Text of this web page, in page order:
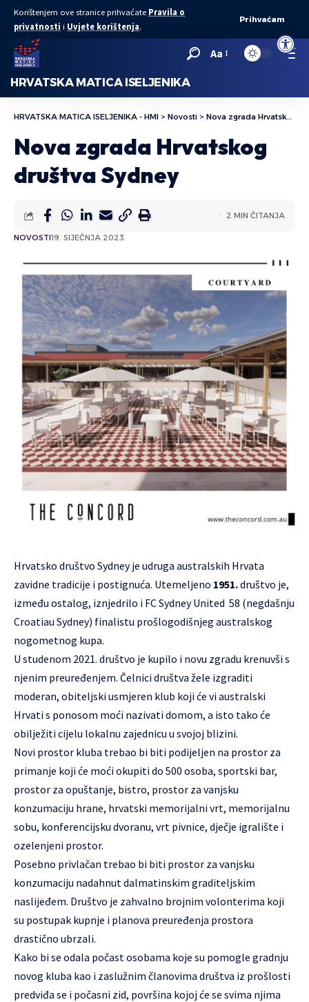
Open
Korištenjem ove stranice prihvaćate Pravila o
privatnosti i Uvjete korištenja.
Prihvaćam
Aa
HRVATSKA MATICA ISELJENIKA
HRVATSKA MATICA ISELJENIKA - HMI > Novosti > Nova zgrada Hrvatskog društva Sydney
Nova zgrada Hrvatskog
društva Sydney
NOVOSTI19. SIJEČNJA 2023.
2 MIN ČITANJA
Hrvatsko društvo Sydneyje udruga australskih Hrvata
zavidne tradicije i postignuća. Utemeljeno 1951.društvo je,
između ostalog, iznjedrilo i FC Sydney United 58 (negdašnju
Croatiau Sydney) finalistu prošlogodišnjeg australskog
nogometnog kupa.
U studenom 2021. društvo je kupilo i novu zgradu krenuvši s
njenim preuređenjem. Čelnici društva žele izgraditi
moderan, obiteljski usmjeren klub koji će vi australski
Hrvati s ponosom moći nazivati domom, a isto tako će
obilježiti cijelu lokalnu zajednicu u svojoj blizini.
Novi prostor kluba trebao bi biti podijeljen na prostor za
primanje koji će moći okupiti do 500 osoba, sportski bar,
prostor za opuštanje, bistro, prostor za vanjsku
konzumaciju hrane, hrvatski memorijalni vrt, memorijalnu
sobu, konferencijsku dvoranu, vrt pivnice, dječje igralište i
ozelenjeni prostor.
Posebno privlačan trebao bi biti prostor za vanjsku
konzumaciju nadahnut dalmatinskim graditeljskim
naslijeđem. Društvo je zahvalno brojnim volonterima koji
su postupak kupnje i planova preuređenja prostora
drastično ubrzali.
Kako bi se odala počast osobama koje su pomogle gradnju
novog kluba kao i zaslužnim članovima društva iz prošlosti
predviđa se i počasni zid, površina kojoj će se svima njima